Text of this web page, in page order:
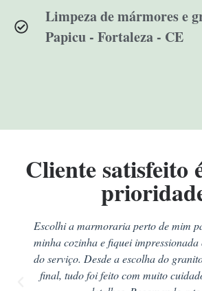
Limpeza de mármores e
Papicu - Fortaleza - CE
Cliente satisfeito
Escolhi a marmoraria perto de mim
minha cozinha e fiquei
do serviço. Desde a escolha do
final, tudo foi feito com muito